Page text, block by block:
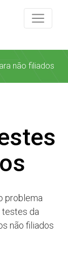
não filiados
problema
testes da
não filiados